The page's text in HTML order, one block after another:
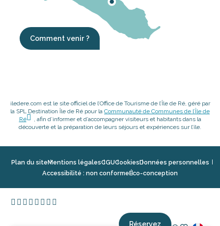
Réservez
Comment venir ?
iledere.com est le site officiel de l’Office de Tourisme de l’Île de Ré, géré par
la SPL Destination Île de Ré pour la Communauté de Communes de l’Île de
Ré
, afin d’informer et d’accompagner visiteurs et habitants dans la
découverte et la préparation de leurs séjours et expériences sur l’île.
Plan du siteMentions légalesCGUCookiesDonnées personnelles
Accessibilité : non conformeÉco-conception